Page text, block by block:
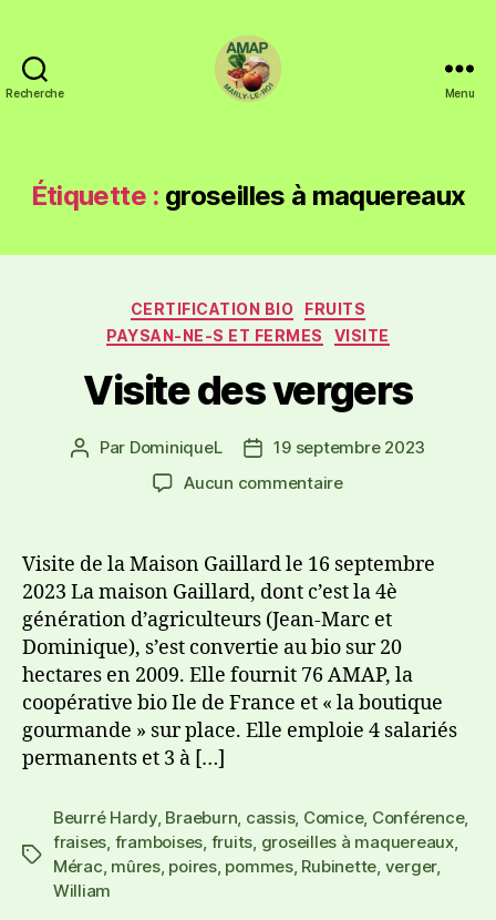
Recherche Menu
Étiquette : groseilles à maquereaux
CERTIFICATION BIO
FRUITS
PAYSAN-NE-S ET FERMES
VISITE
Visite des vergers
Par DominiqueL
19 septembre 2023
Aucun commentaire
Visite de la Maison Gaillard le 16 septembre
2023 La maison Gaillard, dont c’est la 4è
génération d’agriculteurs (Jean-Marc et
Dominique), s’est convertie au bio sur 20
hectares en 2009. Elle fournit 76 AMAP, la
coopérative bio Ile de France et « la boutique
gourmande » sur place. Elle emploie 4 salariés
permanents et 3 à […]
Beurré Hardy, Braeburn, cassis, Comice, Conférence,
fraises, framboises, fruits, groseilles à maquereaux,
Mérac, mûres, poires, pommes, Rubinette, verger,
William